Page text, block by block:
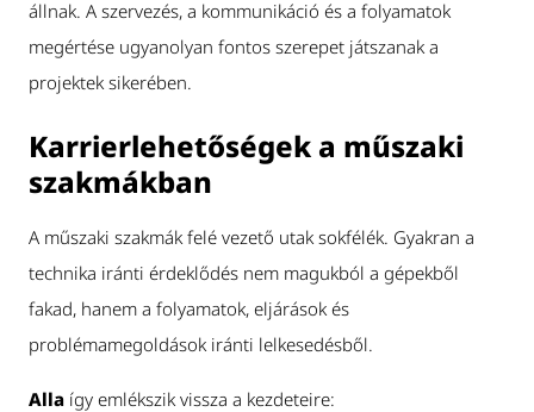
állnak. A szervezés, a kommunikáció és a folyamatok
megértése ugyanolyan fontos szerepet játszanak a
projektek sikerében.
Karrierlehetőségek a műszaki
szakmákban
A műszaki szakmák felé vezető utak sokfélék. Gyakran a
technika iránti érdeklődés nem magukból a gépekből
fakad, hanem a folyamatok, eljárások és
problémamegoldások iránti lelkesedésből.
Alla így emlékszik vissza a kezdeteire: